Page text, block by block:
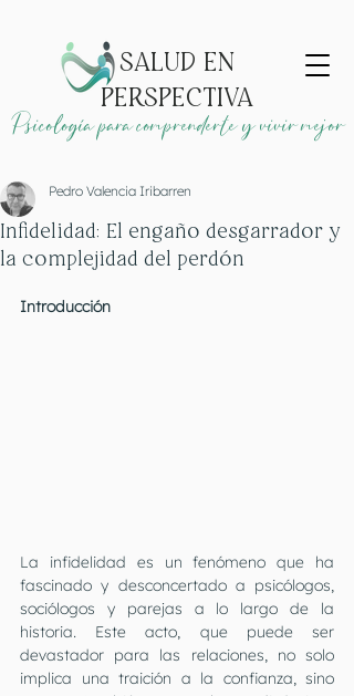
SALUD EN
PERSPECTIVA
Psicología para comprenderte y vivir mejor
Infidelidad: El engaño desgarrador y
la complejidad del perdón
Pedro Valencia Iribarren
Introducción
La infidelidad es un fenómeno que ha
fascinado y desconcertado a psicólogos,
sociólogos y parejas a lo largo de la
historia. Este acto, que puede ser
devastador para las relaciones, no solo
implica una traición a la confianza, sino